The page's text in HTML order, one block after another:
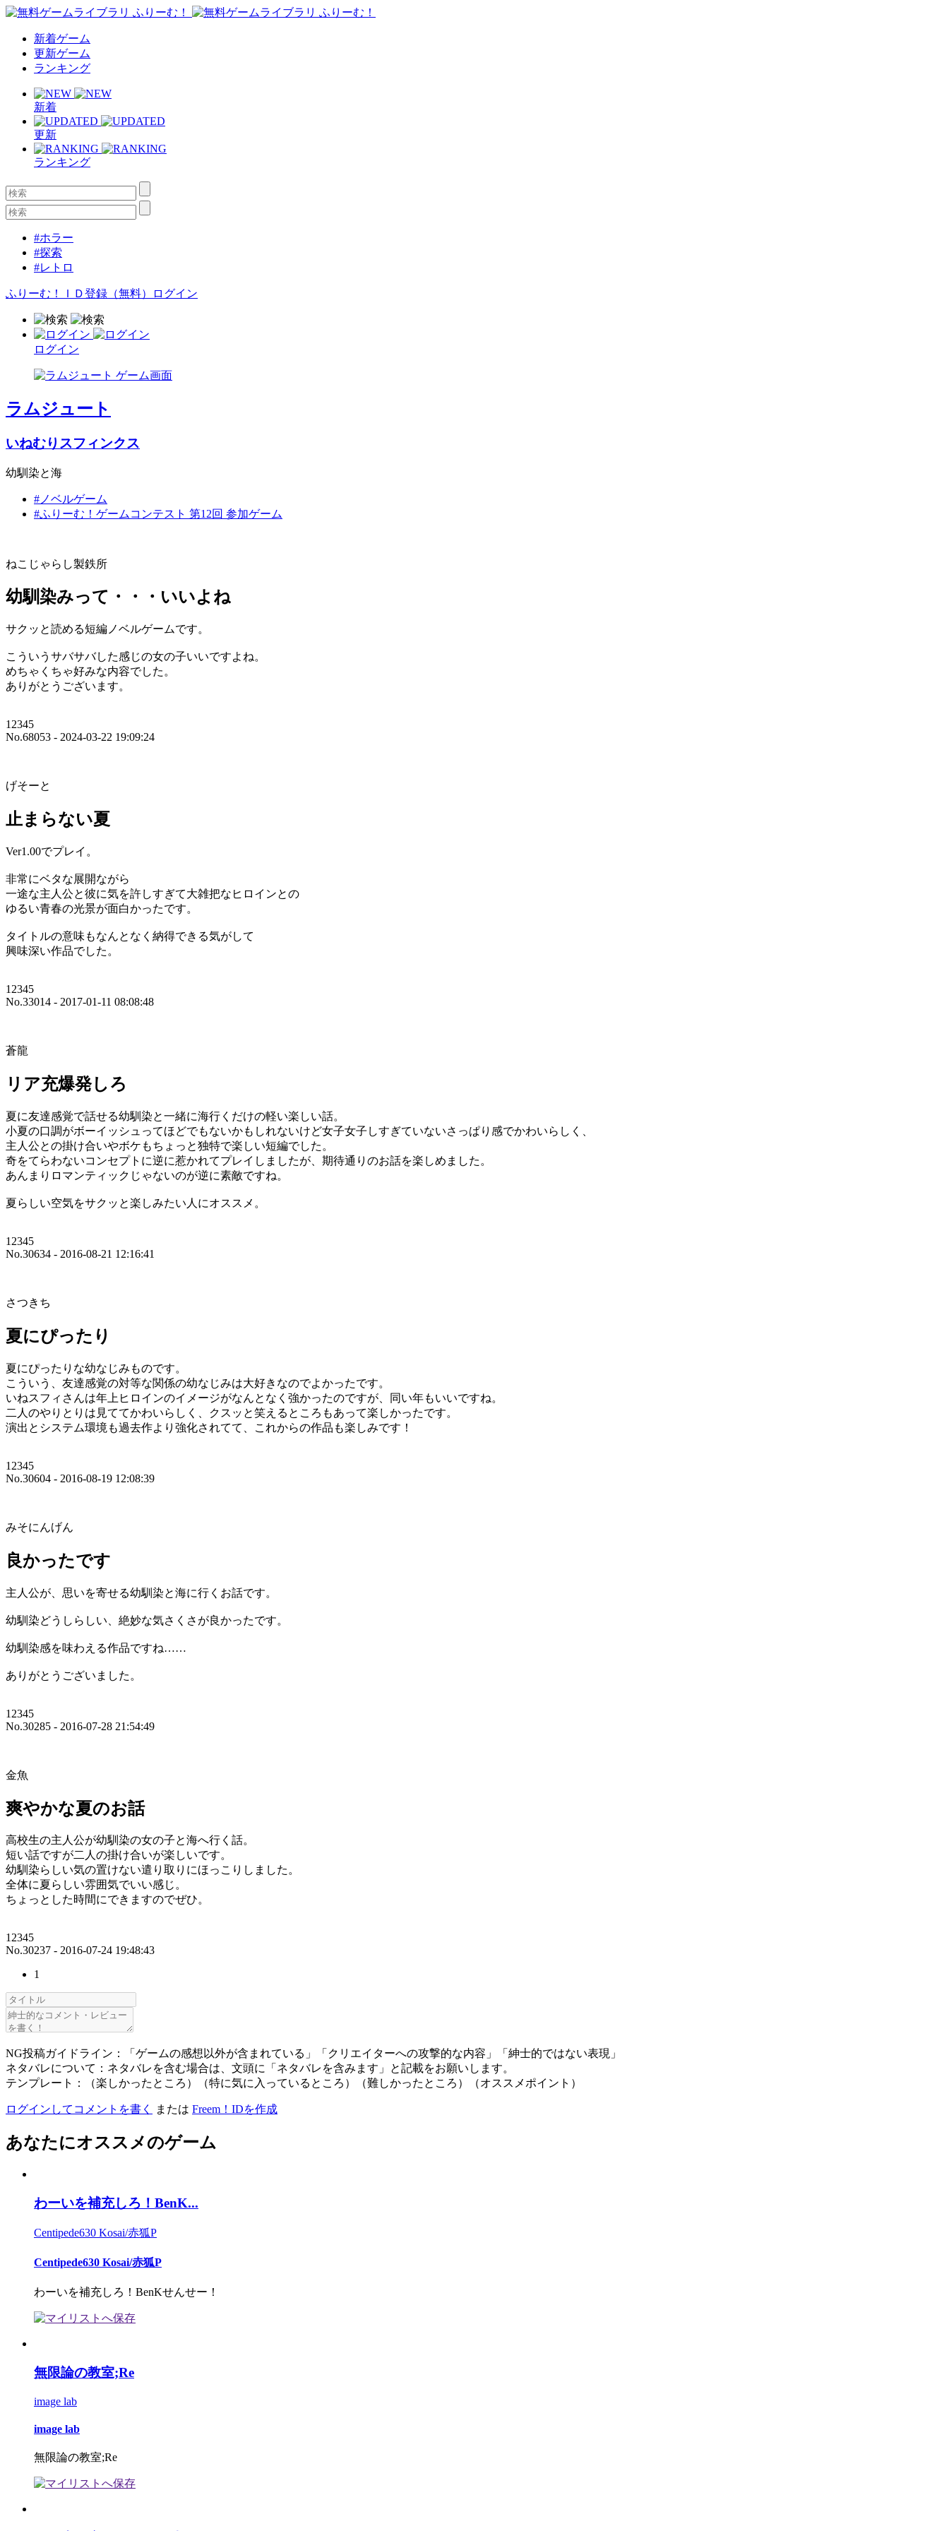
新着ゲーム
更新ゲーム
ランキング
新着
更新
ランキング
#ホラー
#探索
#レトロ
ふりーむ！ＩＤ登録（無料） ログイン
ログイン
ラムジュート
いねむりスフィンクス
幼馴染と海
#ノベルゲーム
#ふりーむ！ゲームコンテスト 第12回 参加ゲーム
ねこじゃらし製鉄所
幼馴染みって・・・いいよね
サクッと読める短編ノベルゲームです。
こういうサバサバした感じの女の子いいですよね。
めちゃくちゃ好みな内容でした。
ありがとうございます。
12345
No.68053 - 2024-03-22 19:09:24
げそーと
止まらない夏
Ver1.00でプレイ。
非常にベタな展開ながら
一途な主人公と彼に気を許しすぎて大雑把なヒロインとの
ゆるい青春の光景が面白かったです。
タイトルの意味もなんとなく納得できる気がして
興味深い作品でした。
12345
No.33014 - 2017-01-11 08:08:48
蒼龍
リア充爆発しろ
夏に友達感覚で話せる幼馴染と一緒に海行くだけの軽い楽しい話。
小夏の口調がボーイッシュってほどでもないかもしれないけど女子女子しすぎていないさっぱり感でかわいらしく、
主人公との掛け合いやボケもちょっと独特で楽しい短編でした。
奇をてらわないコンセプトに逆に惹かれてプレイしましたが、期待通りのお話を楽しめました。
あんまりロマンティックじゃないのが逆に素敵ですね。
夏らしい空気をサクッと楽しみたい人にオススメ。
12345
No.30634 - 2016-08-21 12:16:41
さつきち
夏にぴったり
夏にぴったりな幼なじみものです。
こういう、友達感覚の対等な関係の幼なじみは大好きなのでよかったです。
いねスフィさんは年上ヒロインのイメージがなんとなく強かったのですが、同い年もいいですね。
二人のやりとりは見ててかわいらしく、クスッと笑えるところもあって楽しかったです。
演出とシステム環境も過去作より強化されてて、これからの作品も楽しみです！
12345
No.30604 - 2016-08-19 12:08:39
みそにんげん
良かったです
主人公が、思いを寄せる幼馴染と海に行くお話です。
幼馴染どうしらしい、絶妙な気さくさが良かったです。
幼馴染感を味わえる作品ですね……
ありがとうございました。
12345
No.30285 - 2016-07-28 21:54:49
金魚
爽やかな夏のお話
高校生の主人公が幼馴染の女の子と海へ行く話。
短い話ですが二人の掛け合いが楽しいです。
幼馴染らしい気の置けない遣り取りにほっこりしました。
全体に夏らしい雰囲気でいい感じ。
ちょっとした時間にできますのでぜひ。
12345
No.30237 - 2016-07-24 19:48:43
1
NG投稿ガイドライン：「ゲームの感想以外が含まれている」「クリエイターへの攻撃的な内容」「紳士的ではない表現」
ネタバレについて：ネタバレを含む場合は、文頭に「ネタバレを含みます」と記載をお願いします。
テンプレート：（楽しかったところ）（特に気に入っているところ）（難しかったところ）（オススメポイント）
ログインしてコメントを書く または Freem！IDを作成
あなたにオススメのゲーム
わーいを補充しろ！BenK...
Centipede630 Kosai/赤狐P
Centipede630 Kosai/赤狐P
わーいを補充しろ！BenKせんせー！
無限論の教室;Re
image lab
image lab
無限論の教室;Re